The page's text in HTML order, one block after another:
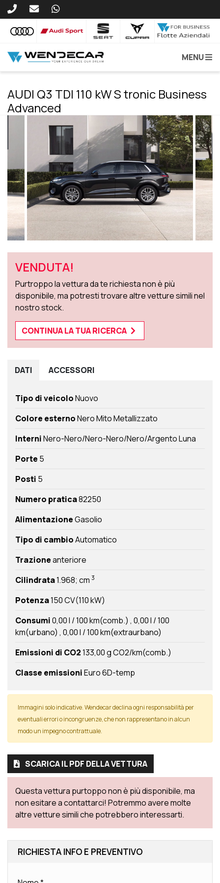
MENU
AUDI Q3 TDI 110 kW S tronic Business
Advanced
VENDUTA!
Purtroppo la vettura da te richiesta non è più
disponibile, ma potresti trovare altre vetture simili nel
nostro stock.
CONTINUA LA TUA RICERCA
DATI ACCESSORI
Tipo di veicoloNuovo
Colore esternoNero Mito Metallizzato
InterniNero-Nero/Nero-Nero/Nero/Argento Luna
Porte 5
Posti 5
Numero pratica82250
AlimentazioneGasolio
Tipo di cambioAutomatico
Trazioneanteriore
Cilindrata1.968; cm 3
Potenza150 CV(110 kW)
Consumi0,00 l / 100 km(comb.) 0,00 l / 100
km(urbano) 0,00 l / 100 km(extraurbano)
Emissioni di CO2133,00 g CO2/km(comb.)
Classe emissioniEuro 6D-temp
Immagini solo indicative. Wendecar declina ogni responsabilità per
eventuali errori o incongruenze, che non rappresentano in alcun
modo un impegno contrattuale.
SCARICA IL PDF DELLA VETTURA
Questa vettura purtoppo non è più disponibile, ma
non esitare a contattarci! Potremmo avere molte
altre vetture simili che potrebbero interessarti.
RICHIESTA INFO E PREVENTIVO